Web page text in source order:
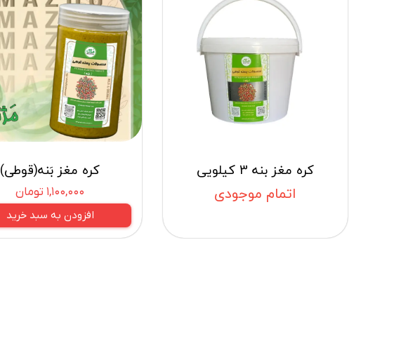
کره مغز بنه 3 کیلویی
اتمام موجودی
کره مغز بَنه(قوطی)
۱,۱۰۰,۰۰۰ تومان
افزودن به سبد خرید